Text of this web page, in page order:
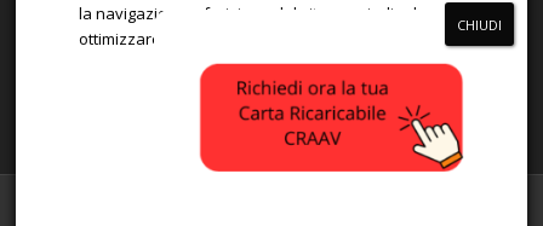
Chiusola navigazione e fruizione del sito, e quindi ad
ottimizzare la navigazione.
ACCETTA